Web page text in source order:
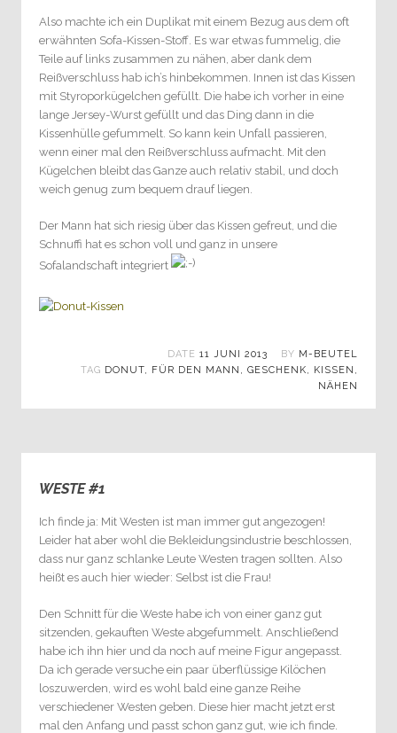
Also machte ich ein Duplikat mit einem Bezug aus dem oft
erwähnten Sofa-Kissen-Stoff. Es war etwas fummelig, die
Teile auf links zusammen zu nähen, aber dank dem
Reißverschluss hab ich’s hinbekommen. Innen ist das Kissen
mit Styroporkügelchen gefüllt. Die habe ich vorher in eine
lange Jersey-Wurst gefüllt und das Ding dann in die
Kissenhülle gefummelt. So kann kein Unfall passieren,
wenn einer mal den Reißverschluss aufmacht. Mit den
Kügelchen bleibt das Ganze auch relativ stabil, und doch
weich genug zum bequem drauf liegen.
Der Mann hat sich riesig über das Kissen gefreut, und die
Schnuffi hat es schon voll und ganz in unsere
Sofalandschaft integriert
DATE 11 JUNI 2013 BY M-BEUTEL
TAG DONUT, FÜR DEN MANN , GESCHENK, KISSEN ,
NÄHEN
WESTE #1
Ich finde ja: Mit Westen ist man immer gut angezogen!
Leider hat aber wohl die Bekleidungsindustrie beschlossen,
dass nur ganz schlanke Leute Westen tragen sollten. Also
heißt es auch hier wieder: Selbst ist die Frau!
Den Schnitt für die Weste habe ich von einer ganz gut
sitzenden, gekauften Weste abgefummelt. Anschließend
habe ich ihn hier und da noch auf meine Figur angepasst.
Da ich gerade versuche ein paar überflüssige Kilöchen
loszuwerden, wird es wohl bald eine ganze Reihe
verschiedener Westen geben. Diese hier macht jetzt erst
mal den Anfang und passt schon ganz gut, wie ich finde.